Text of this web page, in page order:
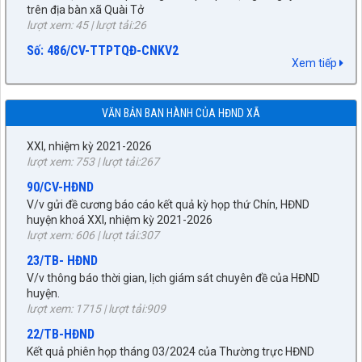
Số: 486/CV-TTPTQĐ-CNKV2
Dự thảo phương án bồi thường, hỗ trợ khi Nhà nước thu hồi
đất
Số:272/BC-UBND
Kết quả phối hợp giữa UBND xã với Thường trực HĐND xã
trong việc xử lý những vấn đề phát sinh từ sau kỳ họp thứ
Nhất HĐND xã đến nay
lượt xem: 29 | lượt tải:20
32/NQ-HĐND
Nghị quyết xác nhận kết quả bầu chức vụ Chủ tịch UBND xã
Quài Tở khóa II, nhiệm kỳ 2026 - 2031
lượt xem: 90 | lượt tải:59
33/NQ-HĐND
Nghị quyết xác nhận kết quả bầu chức vụ Phó Chủ tịch UBND
xã Quài Tở khóa II, nhiệm kỳ 2026 - 2031
lượt xem: 97 | lượt tải:51
34/NQ-HĐND
Nghị quyết xác nhận kết quả bầu chức vụ Ủy viên UBND xã
Xem tiếp
VĂN BẢN BAN HÀNH CỦA HĐND XÃ
Về chủ trương sắp xếp đơn vị hành chính cấp xã trên địa bàn
huyện Tuần Giáo, tỉnh Điện Biên (gửi bản kèm Biên Bản kỳ
họp HĐND)
89/TB-HĐND
V/v Thông báo Kết quả kỳ họp thứ Chín, HĐND huyện khóa
90/CV-HĐND
V/v gửi đề cương báo cáo kết quả kỳ họp thứ Chín, HĐND
huyện khoá XXI, nhiệm kỳ 2021-2026
lượt xem: 606 | lượt tải:307
23/TB- HĐND
V/v thông báo thời gian, lịch giám sát chuyên đề của HĐND
huyện.
lượt xem: 1715 | lượt tải:909
22/TB-HĐND
Kết quả phiên họp tháng 03/2024 của Thường trực HĐND
huyện, khóa XXI nhiệm kỳ 2021-2026
lượt xem: 5853 | lượt tải:339
Số:77/NQ-HĐND